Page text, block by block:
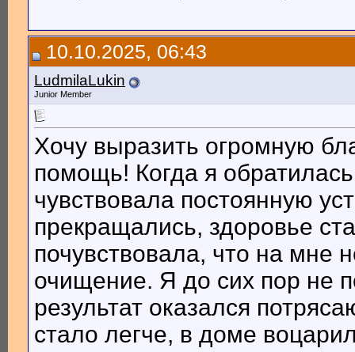
10.10.2025, 06:43
LudmilaLukin
Junior Member
Хочу выразить огромную
помощь! Когда я
чувствовала постоянную
прекращались, здоровье
почувствовала, что на мне
очищение. Я до сих пор не
результат оказался
стало легче, в доме